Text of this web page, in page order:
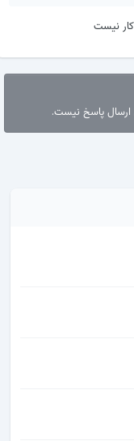
نیست
پاسخ نیست.